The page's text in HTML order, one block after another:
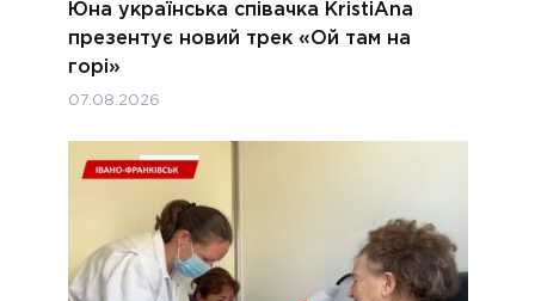
Юна українська співачка KristiAna
презентує новий трек «Ой там на
горі»
07.08.2026